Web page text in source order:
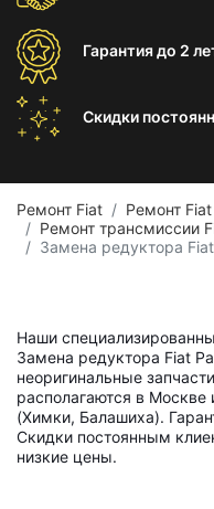
Гарантиядо 2
Скидки
Ремонт Fiat
Ремонт
Ремонт трансмиссии
Замена редуктора
Наши
Замена редуктора Fiat
неоригинальные
располагаются в
(Химки, Балашиха).
Скидки постоянным
низкие цены.